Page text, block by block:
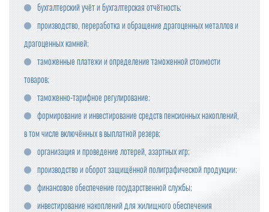
бухгалтерский учёт и бухгалтерская отчётность;
производство, переработка и обращение драгоценных металлов и
драгоценных камней;
таможенные платежи и определение таможенной стоимости
товаров;
таможенно-тарифное регулирование;
формирование и инвестирование средств пенсионных накоплений,
в том числе включённых в выплатной резерв;
организация и проведение лотерей, азартных игр;
производство и оборот защищённой полиграфической продукции;
финансовое обеспечение государственной службы;
инвестирование накоплений для жилищного обеспечения